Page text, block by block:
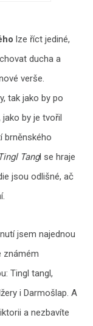
lze říct jediné,
ducha a
verše.
tak jako by po
by je tvořil
brněnského
Tangl se hraje
jsou odlišné, ač
jsem najednou
známém
Tingl tangl,
i Darmošlap. A
a nezbavíte